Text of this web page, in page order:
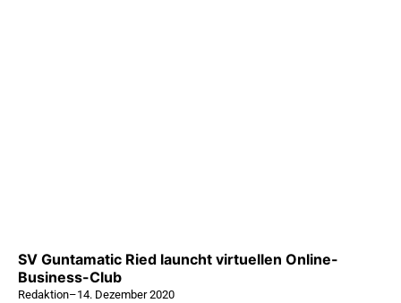
SV Guntamatic Ried launcht virtuellen Online-
Business-Club
Redaktion–14. Dezember 2020